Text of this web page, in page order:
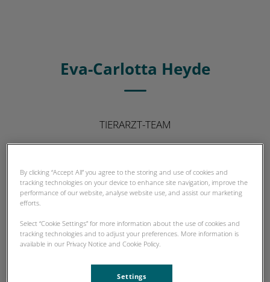
Eva-Carlotta Heyde
TIERARZT-TEAM
By clicking “Accept All” you agree to the storing and use of cookies and
tracking technologies on your device to enhance site navigation, improve the
performance of our website, analyse website use, and assist our marketing
efforts.
Select “Cookie Settings” for more information about the use of cookies and
tracking technologies and to adjust your preferences. More information is
available in our Privacy Notice and Cookie Policy.
Settings